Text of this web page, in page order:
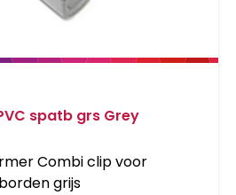
spatb grs Grey
Combi clip voor
grijs